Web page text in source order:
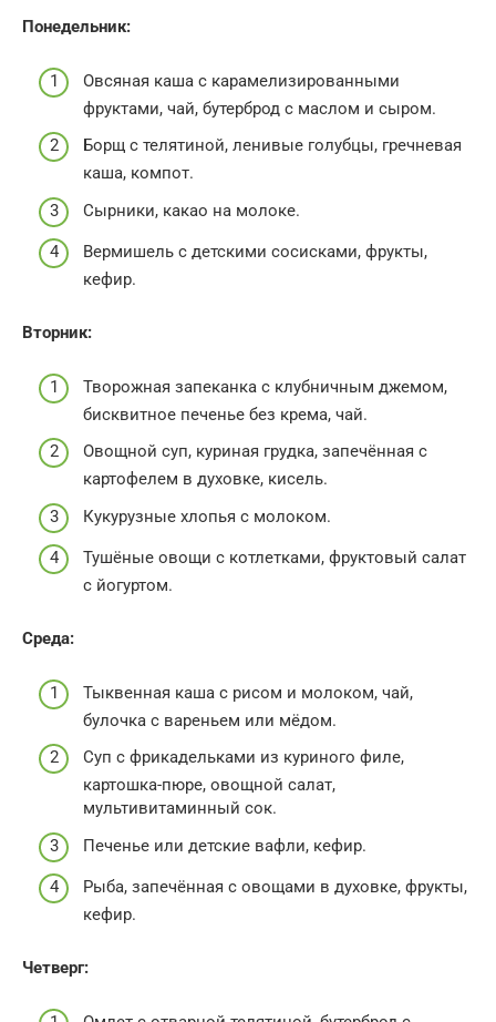
Понедельник:
Овсяная каша с карамелизированными
фруктами, чай, бутерброд с маслом и сыром.
Борщ с телятиной, ленивые голубцы, гречневая
каша, компот.
Сырники, какао на молоке.
Вермишель с детскими сосисками, фрукты,
кефир.
Вторник:
Творожная запеканка с клубничным джемом,
бисквитное печенье без крема, чай.
Овощной суп, куриная грудка, запечённая с
картофелем в духовке, кисель.
Кукурузные хлопья с молоком.
Тушёные овощи с котлетками, фруктовый салат
с йогуртом.
Среда:
Тыквенная каша с рисом и молоком, чай,
булочка с вареньем или мёдом.
Суп с фрикадельками из куриного филе,
картошка-пюре, овощной салат,
мультивитаминный сок.
Печенье или детские вафли, кефир.
Рыба, запечённая с овощами в духовке, фрукты,
кефир.
Четверг: